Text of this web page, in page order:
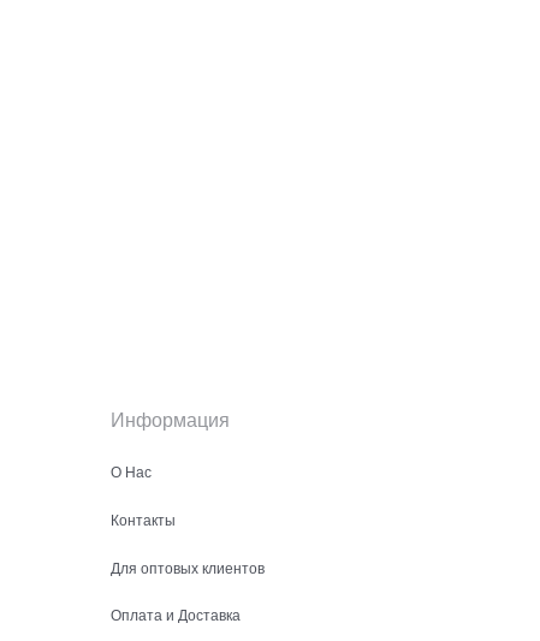
Информация
О Нас
Контакты
Для оптовых клиентов
Оплата и Доставка